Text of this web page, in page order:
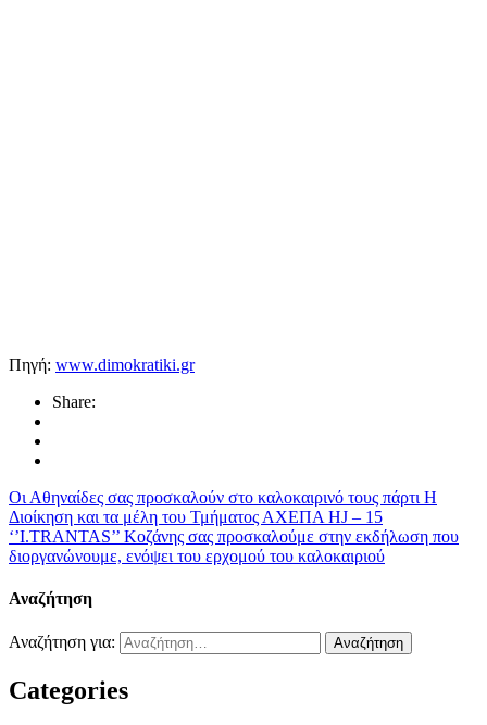
Πηγή: www.dimokratiki.gr
Share:
Οι Αθηναίδες σας προσκαλούν στο καλοκαιρινό τους πάρτι Η
Διοίκηση και τα μέλη του Τμήματος ΑΧΕΠΑ HJ – 15
‘’I.TRANTAS’’ Κοζάνης σας προσκαλούμε στην εκδήλωση που
διοργανώνουμε, ενόψει του ερχομού του καλοκαιριού
Αναζήτηση
Αναζήτηση για:
Categories